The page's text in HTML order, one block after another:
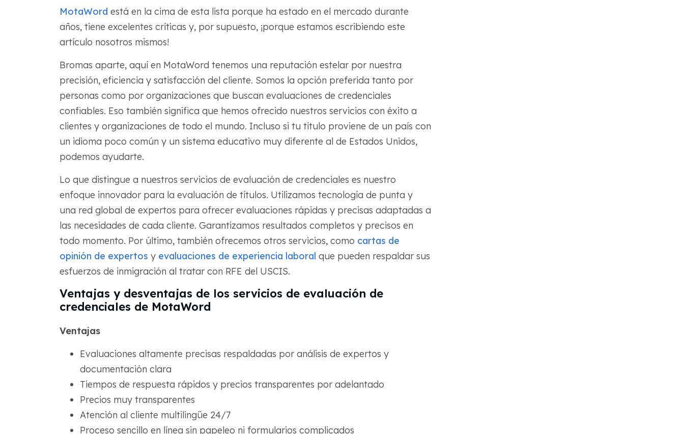
MotaWord está en la cima de esta lista porque ha estado en el mercado durante
años, tiene excelentes críticas y, por supuesto, ¡porque estamos escribiendo este
artículo nosotros mismos!
Bromas aparte, aquí en MotaWord tenemos una reputación estelar por nuestra
precisión, eficiencia y satisfacción del cliente. Somos la opción preferida tanto por
personas como por organizaciones que buscan evaluaciones de credenciales
confiables. Eso también significa que hemos ofrecido nuestros servicios con éxito a
clientes y organizaciones de todo el mundo. Incluso si tu título proviene de un país con
un idioma poco común y un sistema educativo muy diferente al de Estados Unidos,
podemos ayudarte.
Lo que distingue a nuestros servicios de evaluación de credenciales es nuestro
enfoque innovador para la evaluación de títulos. Utilizamos tecnología de punta y
una red global de expertos para ofrecer evaluaciones rápidas y precisas adaptadas a
las necesidades de cada cliente. Garantizamos resultados completos y precisos en
todo momento. Por último, también ofrecemos otros servicios, como cartas de
opinión de expertos y evaluaciones de experiencia laboral que pueden respaldar sus
esfuerzos de inmigración al tratar con RFE del USCIS.
Ventajas y desventajas de los servicios de evaluación de
credenciales de MotaWord
Ventajas
Evaluaciones altamente precisas respaldadas por análisis de expertos y
documentación clara
Tiempos de respuesta rápidos y precios transparentes por adelantado
Precios muy transparentes
Atención al cliente multilingüe 24/7
Proceso sencillo en línea sin papeleo ni formularios complicados